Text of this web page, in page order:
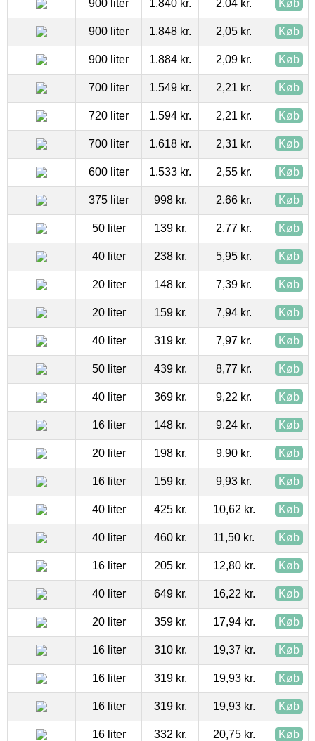
900 liter 1.840 kr. 2,04 kr. Køb
900 liter 1.848 kr. 2,05 kr. Køb
900 liter 1.884 kr. 2,09 kr. Køb
700 liter 1.549 kr. 2,21 kr. Køb
720 liter 1.594 kr. 2,21 kr. Køb
700 liter 1.618 kr. 2,31 kr. Køb
600 liter 1.533 kr. 2,55 kr. Køb
375 liter 998 kr. 2,66 kr. Køb
50 liter 139 kr. 2,77 kr. Køb
40 liter 238 kr. 5,95 kr. Køb
20 liter 148 kr. 7,39 kr. Køb
20 liter 159 kr. 7,94 kr. Køb
40 liter 319 kr. 7,97 kr. Køb
50 liter 439 kr. 8,77 kr. Køb
40 liter 369 kr. 9,22 kr. Køb
16 liter 148 kr. 9,24 kr. Køb
20 liter 198 kr. 9,90 kr. Køb
16 liter 159 kr. 9,93 kr. Køb
40 liter 425 kr. 10,62 kr. Køb
40 liter 460 kr. 11,50 kr. Køb
16 liter 205 kr. 12,80 kr. Køb
40 liter 649 kr. 16,22 kr. Køb
20 liter 359 kr. 17,94 kr. Køb
16 liter 310 kr. 19,37 kr. Køb
16 liter 319 kr. 19,93 kr. Køb
16 liter 319 kr. 19,93 kr. Køb
16 liter 332 kr. 20,75 kr. Køb